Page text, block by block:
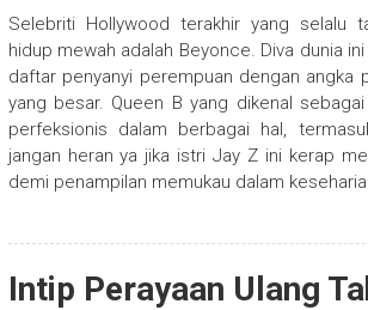
Selebriti Hollywood terakhir yang selalu
hidup mewah adalah Beyonce. Diva dunia
daftar penyanyi perempuan dengan angka
yang besar. Queen B yang dikenal
perfeksionis dalam berbagai hal,
jangan heran ya jika istri Jay Z ini kerap
demi penampilan memukau dalam
Intip Perayaan Ulang